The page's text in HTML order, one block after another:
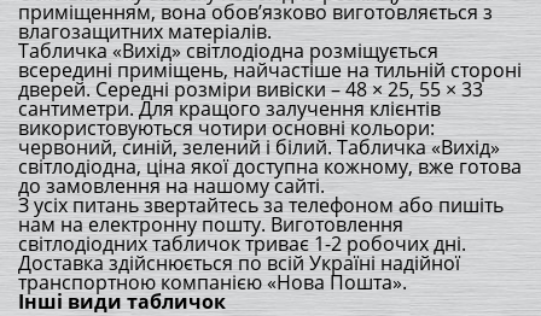
приміщенням, вона обов’язково виготовляється з
влагозащитних матеріалів.
Табличка «Вихід» світлодіодна розміщується
всередині приміщень, найчастіше на тильній стороні
дверей. Середні розміри вивіски – 48 × 25, 55 × 33
сантиметри. Для кращого залучення клієнтів
використовуються чотири основні кольори:
червоний, синій, зелений і білий. Табличка «Вихід»
світлодіодна, ціна якої доступна кожному, вже готова
до замовлення на нашому сайті.
З усіх питань звертайтесь за телефоном або пишіть
нам на електронну пошту. Виготовлення
світлодіодних табличок триває 1-2 робочих дні.
Доставка здійснюється по всій Україні надійної
транспортною компанією «Нова Пошта».
Інші види табличок